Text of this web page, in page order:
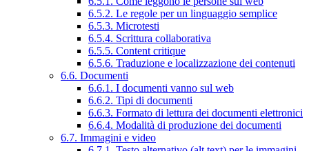
6.5.2. Le regole per un linguaggio semplice
6.5.3. Microtesti
6.5.4. Scrittura collaborativa
6.5.5. Content critique
6.5.6. Traduzione e localizzazione dei contenuti
6.6. Documenti
6.6.1. I documenti vanno sul web
6.6.2. Tipi di documenti
6.6.3. Formato di lettura dei documenti elettronici
6.6.4. Modalità di produzione dei documenti
6.7. Immagini e video